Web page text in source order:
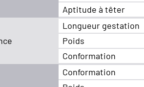
Aptitude à têter
Longueur gestation
Poids
Conformation
Conformation